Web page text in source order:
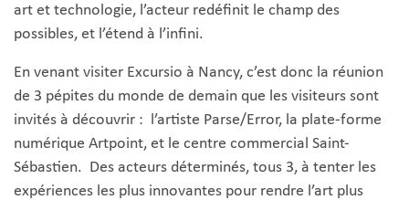
art et technologie, l’acteur redéfinit le champ des
possibles, et l’étend à l’infini.
En venant visiter Excursio à Nancy, c’est donc la réunion
de 3 pépites du monde de demain que les visiteurs sont
invités à découvrir : l’artiste Parse/Error, la plate-forme
numérique Artpoint, et le centre commercial Saint-
Sébastien. Des acteurs déterminés, tous 3, à tenter les
expériences les plus innovantes pour rendre l’art plus